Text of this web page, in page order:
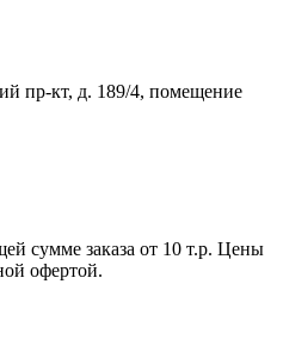
пр-кт, д. 189/4, помещение
сумме заказа от 10 т.р. Цены
офертой.